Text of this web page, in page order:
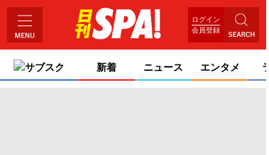
ログイン
会員登録
サブスク 新着 ニュース エンタメ